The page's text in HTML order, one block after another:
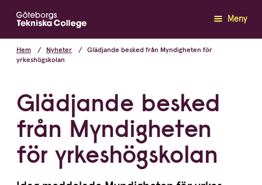
Meny
Hem Nyheter
Glädjande besked från Myndigheten för
yrkeshögskolan
Glädjande besked
från Myndigheten
för yrkeshögskolan